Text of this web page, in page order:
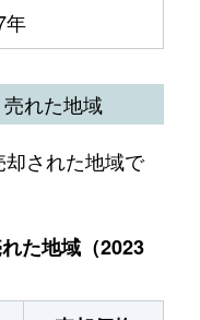
年
れた地域
された地域で
た地域（2023